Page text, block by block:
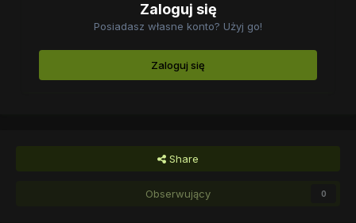
Zaloguj się
Posiadasz własne konto? Użyj go!
Zaloguj się
Share
Obserwujący 0